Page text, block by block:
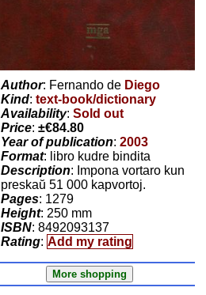
Author: Fernando de Diego
Kind: text-book/dictionary
Availability: Sold out
Price: ±€84.80
Year of publication: 2003
Format: libro kudre bindita
Description: Impona vortaro kun
preskaŭ 51 000 kapvortoj.
Pages: 1279
Height: 250 mm
ISBN: 8492093137
Rating: Add my rating